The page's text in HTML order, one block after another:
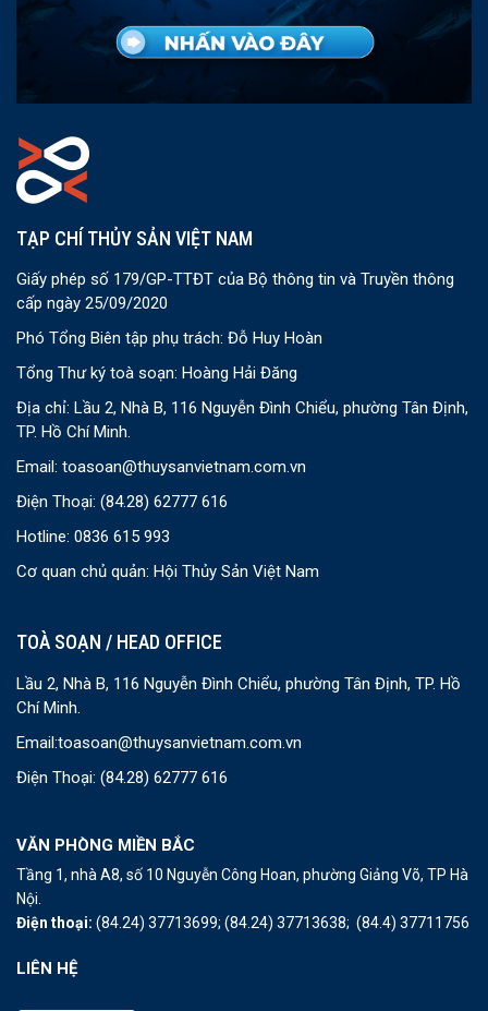
TẠP CHÍ THỦY SẢN VIỆT NAM
Giấy phép số 179/GP-TTĐT của Bộ thông tin và Truyền thông
cấp ngày 25/09/2020
Phó Tổng Biên tập phụ trách: Đỗ Huy Hoàn
Tổng Thư ký toà soạn: Hoàng Hải Đăng
Địa chỉ: Lầu 2, Nhà B, 116 Nguyễn Đình Chiểu, phường Tân Định,
TP. Hồ Chí Minh.
Email: toasoan@thuysanvietnam.com.vn
Điện Thoại: (84.28) 62777 616
Hotline: 0836 615 993
Cơ quan chủ quản: Hội Thủy Sản Việt Nam
TOÀ SOẠN / HEAD OFFICE
Lầu 2, Nhà B, 116 Nguyễn Đình Chiểu, phường Tân Định, TP. Hồ
Chí Minh.
Email:toasoan@thuysanvietnam.com.vn
Điện Thoại: (84.28) 62777 616
VĂN PHÒNG MIỀN BẮC
Tầng 1, nhà A8, số 10 Nguyễn Công Hoan, phường Giảng Võ, TP Hà
Nội.
Điện thoại: (84.24) 37713699; (84.24) 37713638; (84.4) 37711756
LIÊN HỆ